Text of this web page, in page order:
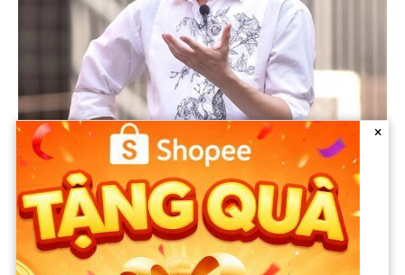
Ở Mỹ, các vụ kiện với mức bồi thường khổng lồ thường có
phần thiệt hại mang tính trừng phạt lớn hơn nhiều so với thiệt
hại thực tế. Để đạt được điều đó, nguyên đơn cần chứng minh
rằng hành vi của phía bị đơn là bất cẩn và nghiêm trọng.
×